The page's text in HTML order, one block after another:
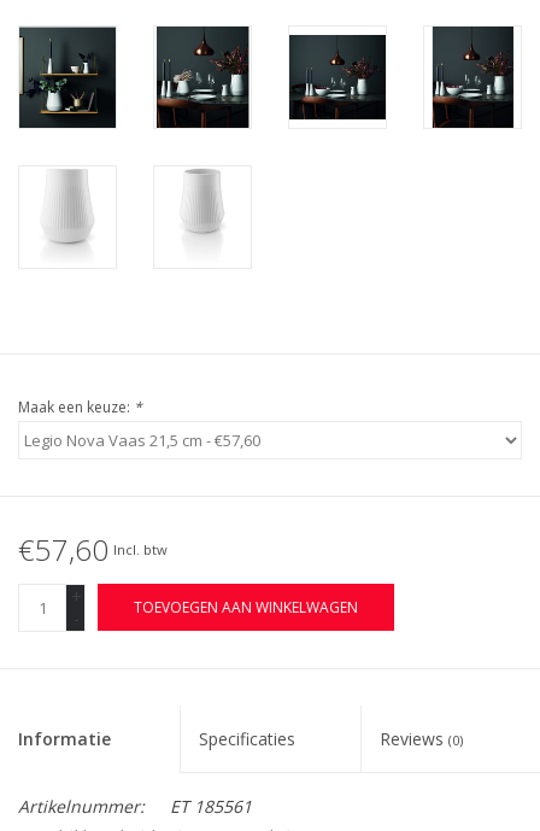
Maak een keuze: *
€57,60 Incl. btw
+
-
TOEVOEGEN AAN WINKELWAGEN
Informatie Specificaties Reviews (0)
Artikelnummer:
ET 185561